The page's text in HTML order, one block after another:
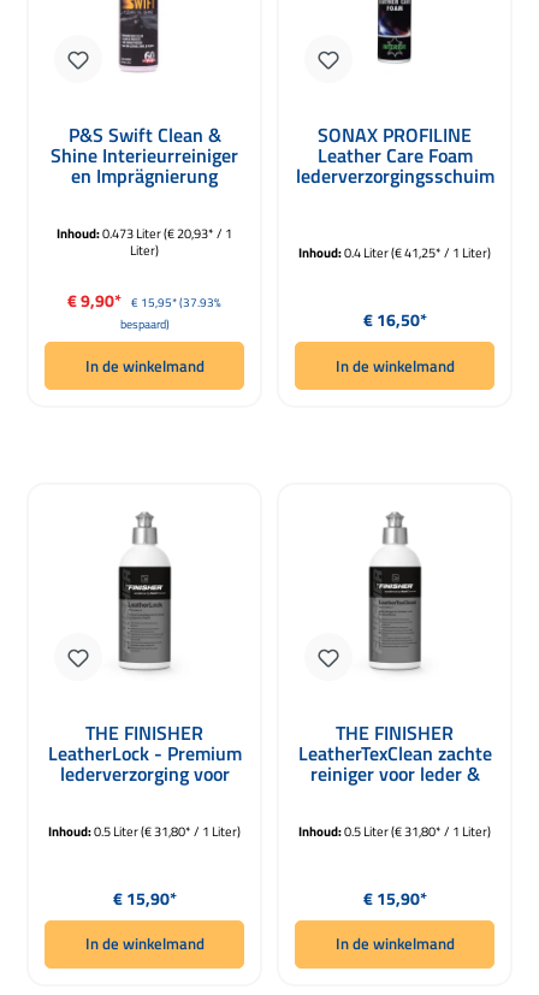
P&S Swift Clean &
Shine Interieurreiniger
en Imprägnierung
473ml
Inhoud:0.473 Liter(€ 20,93* / 1
Liter)
Verkoopprijs:
€ 9,90* Normale prijs:
€ 15,95*(37.93%
bespaard)
In de winkelmand
SONAX PROFILINE
Leather Care Foam
lederverzorgingsschuim
400ml
Inhoud:0.4 Liter(€ 41,25* / 1 Liter)
Normale prijs:
€ 16,50*
In de winkelmand
THE FINISHER
LeatherLock - Premium
lederverzorging voor
autostoelen 500ml
Inhoud:0.5 Liter(€ 31,80* / 1 Liter)
Normale prijs:
€ 15,90*
In de winkelmand
THE FINISHER
LeatherTexClean zachte
reiniger voor leder &
textiel 500ml
Inhoud:0.5 Liter(€ 31,80* / 1 Liter)
Normale prijs:
€ 15,90*
In de winkelmand